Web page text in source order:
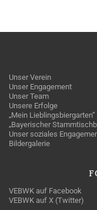
Unser Verein
Unser Engagement
Unser Team
Unsere Erfolge
„Mein Lieblingsbiergarten“
„Bayerischer
Unser soziales
Bildergalerie
VEBWK auf Facebook
VEBWK auf X (Twitter)